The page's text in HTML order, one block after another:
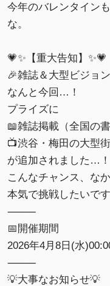
今年のバレンタイン
な。
💗✨【重大告知】✨💗
🎉雑誌＆大型ビジョ
なんと今回…！
プライズに
📖雑誌掲載（全国の
📺渋谷・梅田の大型
が追加されました…
こんなチャンス、な
本気で挑戦したいで
⸻
📅開催期間
2026年4月8日(水
⸻
💡大事なお知らせ💡